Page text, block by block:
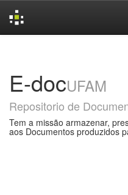
E-docUFAM
Repositorio de
Tem a missão armazenar,
aos Documentos produzidos